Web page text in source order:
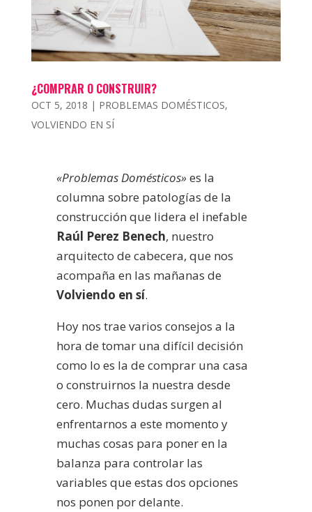
¿COMPRAR O CONSTRUIR?
OCT 5, 2018 | PROBLEMAS DOMÉSTICOS,
VOLVIENDO EN SÍ
«Problemas Domésticos»es la
columna sobre patologías de la
construcción que lidera el inefable
Raúl Perez Benech, nuestro
arquitecto de cabecera, que nos
acompaña en las mañanas de
Volviendo en sí.
Hoy nos trae varios consejos a la
hora de tomar una difícil decisión
como lo es la de comprar una casa
o construirnos la nuestra desde
cero. Muchas dudas surgen al
enfrentarnos a este momento y
muchas cosas para poner en la
balanza para controlar las
variables que estas dos opciones
nos ponen por delante.